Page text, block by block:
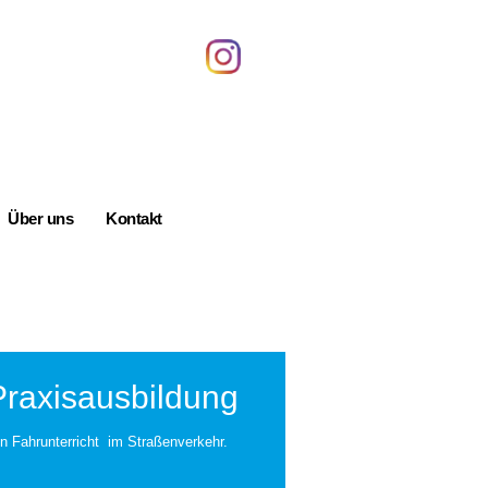
Über uns Kontakt
Fahrunterricht im Straßenverkehr.